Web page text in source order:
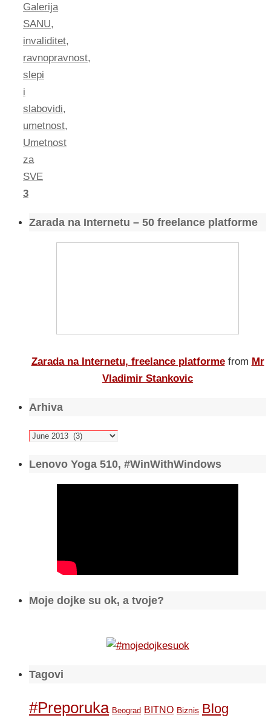
Galerija
SANU,
invaliditet,
ravnopravnost,
slepi
i
slabovidi,
umetnost,
Umetnost
za
SVE
3
Zarada na Internetu – 50 freelance platforme
Zarada na Internetu, freelance platforme from Mr
Vladimir Stankovic
Arhiva
Arhiva
Lenovo Yoga 510, #WinWithWindows
Moje dojke su ok, a tvoje?
Tagovi
#Preporuka Beograd BITNO Biznis Blog